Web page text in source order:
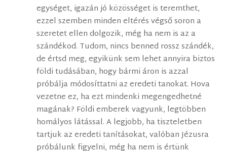
egységet, igazán jó közösséget is teremthet,
ezzel szemben minden eltérés végső soron a
szeretet ellen dolgozik, még ha nem is az a
szándékod. Tudom, nincs benned rossz szándék,
de értsd meg, egyikünk sem lehet annyira biztos
földi tudásában, hogy bármi áron is azzal
próbálja módosíttatni az eredeti tanokat. Hova
vezetne ez, ha ezt mindenki megengedhetné
magának? Földi emberek vagyunk, legtöbben
homályos látással. A legjobb, ha tiszteletben
tartjuk az eredeti tanításokat, valóban Jézusra
próbálunk figyelni, még ha nem is értünk